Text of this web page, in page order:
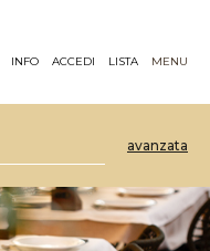
INFO ACCEDI LISTA MENU
avanzata